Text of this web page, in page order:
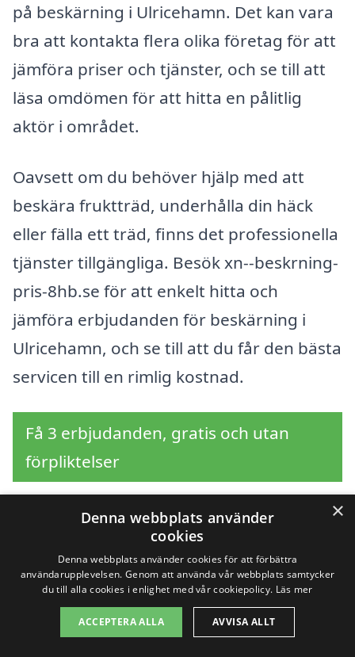
på beskärning i Ulricehamn. Det kan vara
bra att kontakta flera olika företag för att
jämföra priser och tjänster, och se till att
läsa omdömen för att hitta en pålitlig
aktör i området.
Oavsett om du behöver hjälp med att
beskära fruktträd, underhålla din häck
eller fälla ett träd, finns det professionella
tjänster tillgängliga. Besök xn--beskrning-
pris-8hb.se för att enkelt hitta och
jämföra erbjudanden för beskärning i
Ulricehamn, och se till att du får den bästa
servicen till en rimlig kostnad.
Få 3 erbjudanden, gratis och utan
förpliktelser
Sök efter en
professionell för
beskärning i andra
×
Denna webbplats använder
cookies
Denna webbplats använder cookies för att förbättra
användarupplevelsen. Genom att använda vår webbplats samtycker
du till alla cookies i enlighet med vår cookiepolicy. Läs mer
ACCEPTERA ALLA AVVISA ALLT